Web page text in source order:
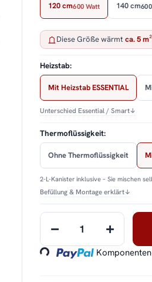
120 cm600 Watt 140 cm
Diese Größe wärmtca. 5 m²
Heizstab:
Mit Heizstab ESSENTIAL
Unterschied Essential / Smart↓
Thermoflüssigkeit:
Ohne Thermoflüssigkeit
2-L-Kanister inklusive – Sie mischen
Befüllung & Montage erklärt↓
Loading...